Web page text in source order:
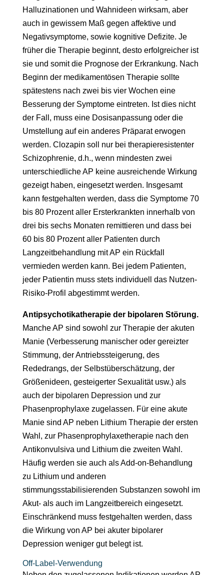
Halluzinationen und Wahnideen wirksam, aber
auch in gewissem Maß gegen affektive und
Negativsymptome, sowie kognitive Defizite. Je
früher die Therapie beginnt, desto erfolgreicher ist
sie und somit die Prognose der Erkrankung. Nach
Beginn der medikamentösen Therapie sollte
spätestens nach zwei bis vier Wochen eine
Besserung der Symptome eintreten. Ist dies nicht
der Fall, muss eine Dosisanpassung oder die
Umstellung auf ein anderes Präparat erwogen
werden. Clozapin soll nur bei therapieresistenter
Schizophrenie, d.h., wenn mindesten zwei
unterschiedliche AP keine ausreichende Wirkung
gezeigt haben, eingesetzt werden. Insgesamt
kann festgehalten werden, dass die Symptome 70
bis 80 Prozent aller Ersterkrankten innerhalb von
drei bis sechs Monaten remittieren und dass bei
60 bis 80 Prozent aller Patienten durch
Langzeitbehandlung mit AP ein Rückfall
vermieden werden kann. Bei jedem Patienten,
jeder Patientin muss stets individuell das Nutzen-
Risiko-Profil abgestimmt werden.
Antipsychotikatherapie der bipolaren Störung.
Manche AP sind sowohl zur Therapie der akuten
Manie (Verbesserung manischer oder gereizter
Stimmung, der Antriebssteigerung, des
Rededrangs, der Selbstüberschätzung, der
Größenideen, gesteigerter Sexualität usw.) als
auch der bipolaren Depression und zur
Phasenprophylaxe zugelassen. Für eine akute
Manie sind AP neben Lithium Therapie der ersten
Wahl, zur Phasenprophylaxetherapie nach den
Antikonvulsiva und Lithium die zweiten Wahl.
Häufig werden sie auch als Add-on-Behandlung
zu Lithium und anderen
stimmungsstabilisierenden Substanzen sowohl im
Akut- als auch im Langzeitbereich eingesetzt.
Einschränkend muss festgehalten werden, dass
die Wirkung von AP bei akuter bipolarer
Depression weniger gut belegt ist.
Off-Label-Verwendung